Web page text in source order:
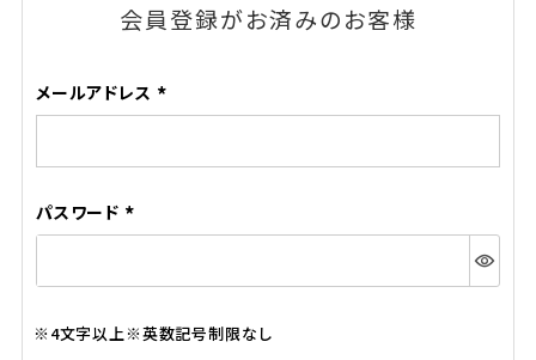
会員登録がお済みのお客様
メールアドレス
(必
パスワード
(必